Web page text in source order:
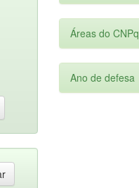
Áreas do CNPq
Ano de defesa